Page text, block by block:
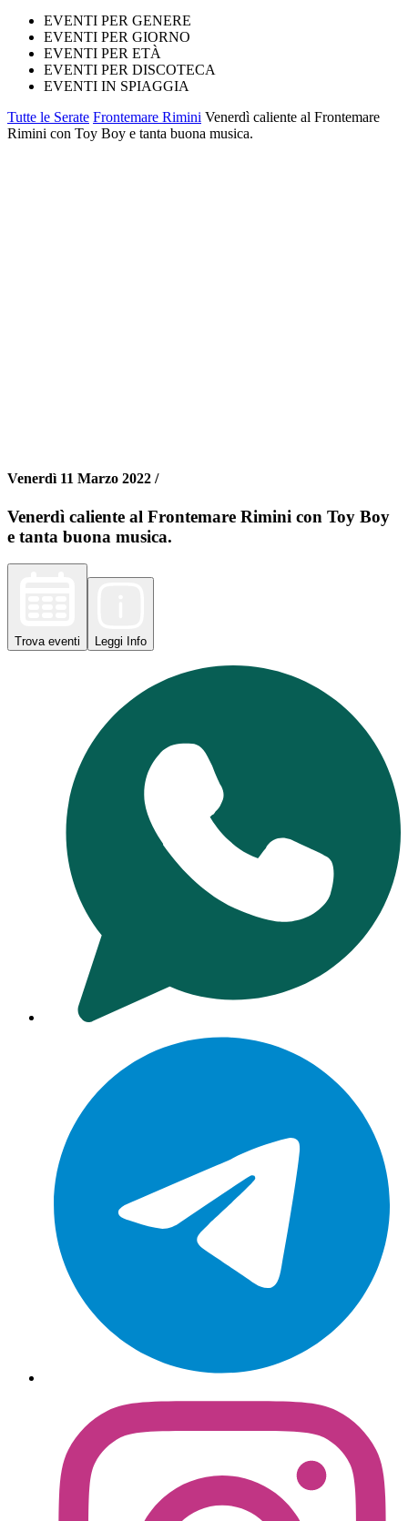
EVENTI PER GENERE
EVENTI PER GIORNO
EVENTI PER ETÀ
EVENTI PER DISCOTECA
EVENTI IN SPIAGGIA
Tutte le Serate Frontemare Rimini Venerdì caliente al Frontemare
Rimini con Toy Boy e tanta buona musica.
Venerdì 11 Marzo 2022 /
Venerdì caliente al Frontemare Rimini con Toy Boy
e tanta buona musica.
Trova eventi Leggi Info